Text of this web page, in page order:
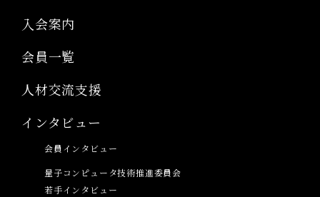
入会案内
会員一覧
人材交流支援
インタビュー
会員インタビュー
量子コンピュータ技術推進委員会
若手インタビュー